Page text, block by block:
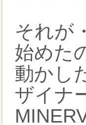
それが
始めた
動かし
ザイナ